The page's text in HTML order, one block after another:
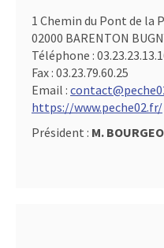
1 Chemin du Pont de la
02000 BARENTON
Téléphone :
Fax : 03.23.79.60.25
Email :
https://www.peche02.fr/
Président : M.